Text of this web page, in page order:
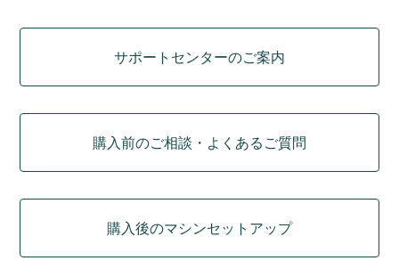
サポートセンターのご案内
購入前のご相談・よくあるご質問
購入後のマシンセットアップ